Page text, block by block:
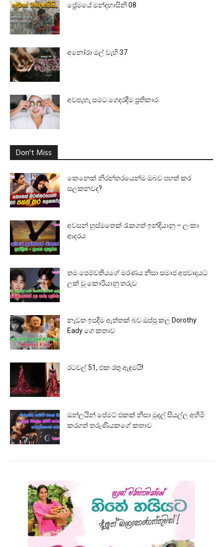
ප්‍රේමයේ මන්දහාසිනි 08
අනෝරා මල් වැහි 37
අවපැහැ සමට ගෙදරදීම ප්‍රතිකාර.
Don't Miss
කෙනෙක් නිරන්තරයෙන්ම ඔබව පහත් කර
සලකනවද?
අවසන් හුස්මතෙක් රැකගත් ඉන්දියානු – ලංකා
ආදරය
තම පෙම්වතියගේ මරණය නිසා සමාජ අපවාදයට
ලක් වූ කොරියානු තරුව
නැවත ඉපදීම ඇත්තක් බව ඔප්පු කල Dorothy
Eady ගෙ කතාව
රටවල් 51, එක රතු ඇඳුමයි!
ඔන්ලයින් පේමට් එකක් නිසා මුදල් සියල්ල අහිමි
කරගත් තරුණියකගේ කතාව